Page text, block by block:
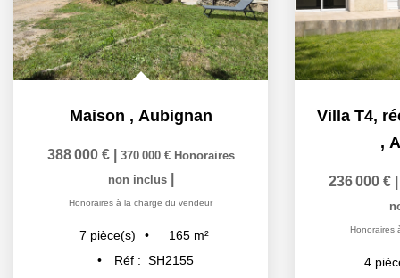
Maison , Aubignan
388 000 € 370 000 € Honoraires
non inclus
Honoraires à la charge du vendeur
7 pièce(s) 165 m²
Réf : SH2155
,
236 000 €
Honoraires
4